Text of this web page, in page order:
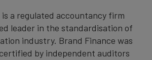
a regulated accountancy firm
leader in the standardisation of
industry. Brand Finance was
by independent auditors